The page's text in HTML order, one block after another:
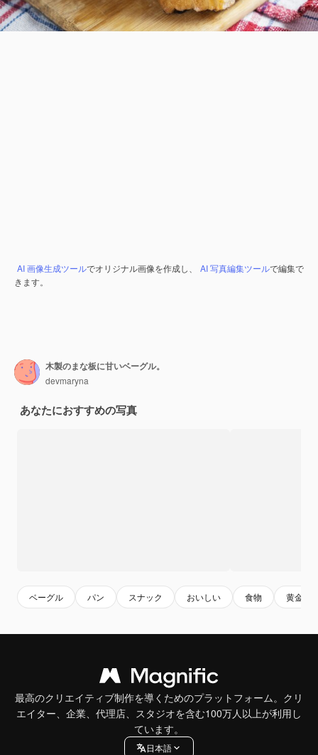
AI 画像生成ツールでオリジナル画像を作成し、 AI 写真編集ツールで編集で
きます。
木製のまな板に甘いベーグル。
devmaryna
あなたにおすすめの写真
ベーグル パン スナック おいしい 食物 黄金色
最高のクリエイティブ制作を導くためのプラットフォーム。クリ
エイター、企業、代理店、スタジオを含む100万人以上が利用し
ています。
日本語